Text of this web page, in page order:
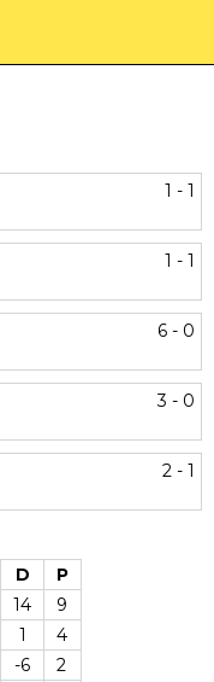
1 - 1
1 - 1
6 - 0
3 - 0
2 - 1
D
P
14
9
1
4
-6
2